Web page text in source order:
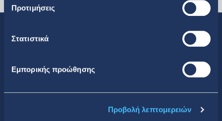
Προτιμήσεις
Στατιστικά
Εμπορικής προώθησης
Προβολή λεπτομερειών
Κοινωνική Δικτύωση